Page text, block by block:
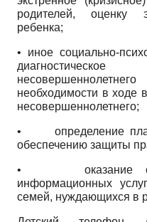
родителей, оценку
ребенка;
• иное социально-
необходимости в ходе
несовершеннолетнего;
• определение
обеспечению защиты
• оказание
информационных
семей, нуждающихся в